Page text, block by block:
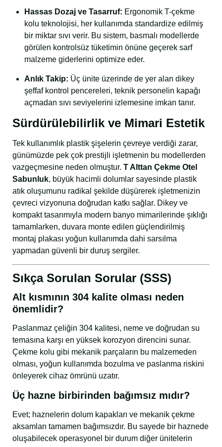
Hassas Dozaj ve Tasarruf: Ergonomik T-çekme
kolu teknolojisi, her kullanımda standardize edilmiş
bir miktar sıvı verir. Bu sistem, basmalı modellerde
görülen kontrolsüz tüketimin önüne geçerek sarf
malzeme giderlerini optimize eder.
Anlık Takip: Üç ünite üzerinde de yer alan dikey
şeffaf kontrol pencereleri, teknik personelin kapağı
açmadan sıvı seviyelerini izlemesine imkan tanır.
Sürdürülebilirlik ve Mimari Estetik
Tek kullanımlık plastik şişelerin çevreye verdiği zarar,
günümüzde pek çok prestijli işletmenin bu modellerden
vazgeçmesine neden olmuştur. T Alttan Çekme Otel
Sabunluk, büyük hacimli dolumlar sayesinde plastik
atık oluşumunu radikal şekilde düşürerek işletmenizin
çevreci vizyonuna doğrudan katkı sağlar. Dikey ve
kompakt tasarımıyla modern banyo mimarilerinde şıklığı
tamamlarken, duvara monte edilen güçlendirilmiş
montaj plakası yoğun kullanımda dahi sarsılma
yapmadan güvenli bir duruş sergiler.
Sıkça Sorulan Sorular (SSS)
Alt kısmının 304 kalite olması neden
önemlidir?
Paslanmaz çeliğin 304 kalitesi, neme ve doğrudan su
temasına karşı en yüksek korozyon direncini sunar.
Çekme kolu gibi mekanik parçaların bu malzemeden
olması, yoğun kullanımda bozulma ve paslanma riskini
önleyerek cihaz ömrünü uzatır.
Üç hazne birbirinden bağımsız mıdır?
Evet; haznelerin dolum kapakları ve mekanik çekme
aksamları tamamen bağımsızdır. Bu sayede bir haznede
oluşabilecek operasyonel bir durum diğer ünitelerin